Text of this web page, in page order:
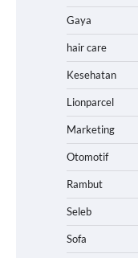
Gaya
hair care
Kesehatan
Lionparcel
Marketing
Otomotif
Rambut
Seleb
Sofa